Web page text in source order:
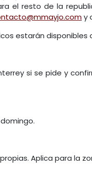
el resto de la
y
estarán disponibles
si se pide y
Aplica para la